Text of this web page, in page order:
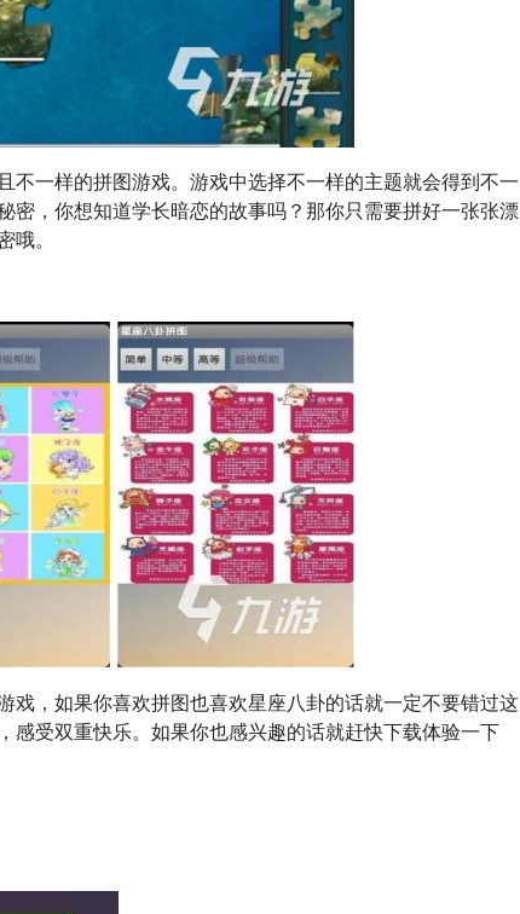
不一样的拼图游戏。游戏中选择不一样的主题就会得到不一
密，你想知道学长暗恋的故事吗？那你只需要拼好一张张漂
。
戏，如果你喜欢拼图也喜欢星座八卦的话就一定不要错过这
感受双重快乐。如果你也感兴趣的话就赶快下载体验一下